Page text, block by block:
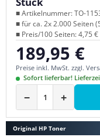
■ Artikelnummer: TO-
■ für ca. 2x 2.000 Seiten
■ Preis/100 Seiten: 4,75 €
Regulärer Preis:
189,95 €
Preise inkl. MwSt. zzgl.
Sofort lieferbar!
− +
Original HP Toner